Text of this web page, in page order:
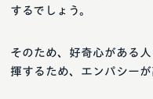
するでしょう。
そのため、好奇心がある
揮するため、エンパシーが